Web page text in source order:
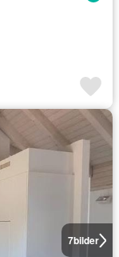
7bilder